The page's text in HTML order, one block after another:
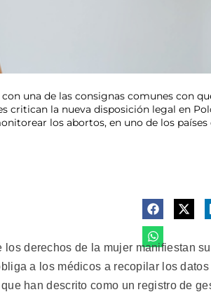
una de las consignas comunes con
critican la nueva disposición legal en
los abortos, en uno de los
derechos de la mujer manifiestan
a los médicos a recopilar los datos
han descrito como un registro de